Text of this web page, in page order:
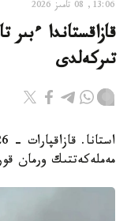
13:06, 08 تامىز 2026
قازاقستاندا
تىركەلدى
مەملەكەتتىك ورمان